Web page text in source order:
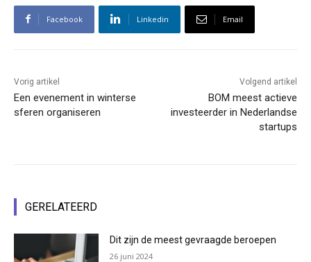
Facebook Linkedin Email
Vorig artikel
Een evenement in winterse
sferen organiseren
Volgend artikel
BOM meest actieve
investeerder in Nederlandse
startups
GERELATEERD
Dit zijn de meest gevraagde beroepen
26 juni 2024